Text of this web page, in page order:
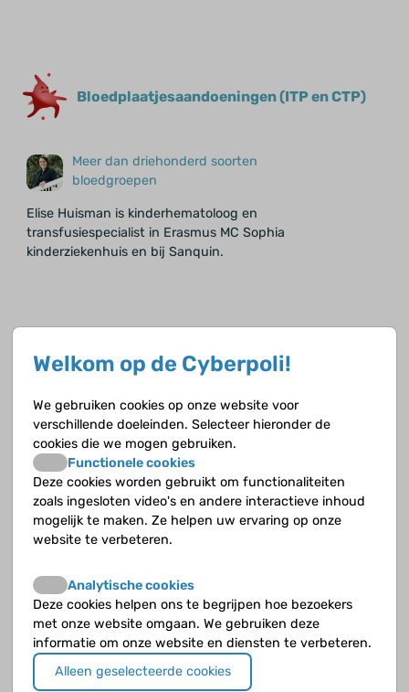
Bloedplaatjes­aandoeningen (ITP en CTP)
Meer dan driehonderd soorten
bloedgroepen
Elise Huisman is kinderhematoloog en
transfusiespecialist in Erasmus MC Sophia
kinderziekenhuis en bij Sanquin.
Zoekresultaten voor "Bloedtransfusies" op
Hereditaire sferocytose
Welke problemen veroorzaakt hereditaire
sferocytose?
bloedcellen ofwel door de verhoogde afbraak van
rode bloedcellen.
De behandeling van hereditaire
sferocytose
Welkom op de Cyberpoli!
We gebruiken cookies op onze website voor
verschillende doeleinden. Selecteer hieronder de
cookies die we mogen gebruiken.
Functionele cookies
Deze cookies worden gebruikt om functionaliteiten
zoals ingesloten video's en andere interactieve inhoud
mogelijk te maken. Ze helpen uw ervaring op onze
website te verbeteren.
Analytische cookies
Deze cookies helpen ons te begrijpen hoe bezoekers
met onze website omgaan. We gebruiken deze
informatie om onze website en diensten te verbeteren.
Alleen geselecteerde cookies